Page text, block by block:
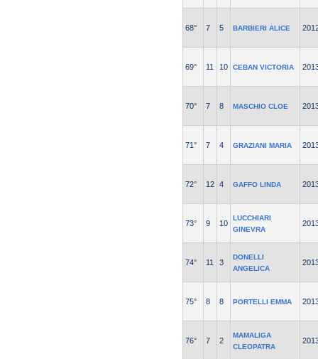
68° 7 5 BARBIERI ALICE
69° 11 10 CEBAN VICTORIA
70° 7 8 MASCHIO CLOE
71° 7 4 GRAZIANI MARIA
72° 12 4 GAFFO LINDA
73° 9 10
LUCCHIARI
GINEVRA
74° 11 3
DONELLI
ANGELICA
75° 8 8 PORTELLI EMMA
76° 7 2
MAMALIGA
CLEOPATRA